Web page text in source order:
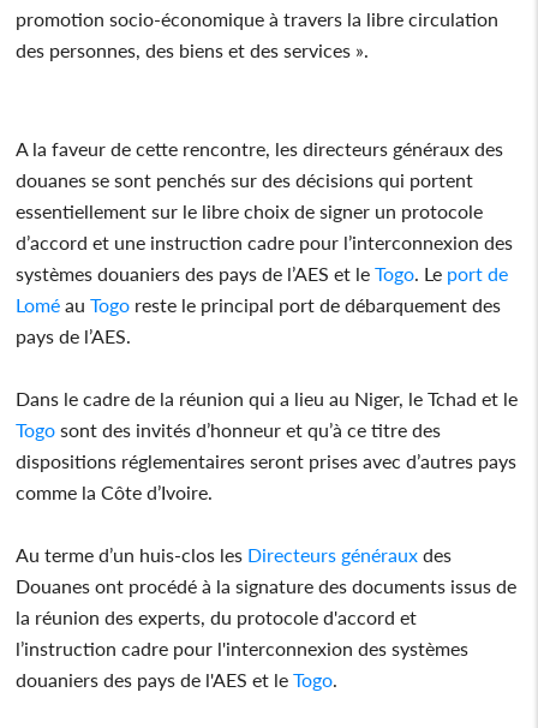
promotion socio-économique à travers la libre circulation
des personnes, des biens et des services ».
A la faveur de cette rencontre, les directeurs généraux des
douanes se sont penchés sur des décisions qui portent
essentiellement sur le libre choix de signer un protocole
d’accord et une instruction cadre pour l’interconnexion des
systèmes douaniers des pays de l’AES et le Togo. Le port de
Lomé au Togo reste le principal port de débarquement des
pays de l’AES.
Dans le cadre de la réunion qui a lieu au Niger, le Tchad et le
Togo sont des invités d’honneur et qu’à ce titre des
dispositions réglementaires seront prises avec d’autres pays
comme la Côte d’Ivoire.
Au terme d’un huis-clos les Directeurs généraux des
Douanes ont procédé à la signature des documents issus de
la réunion des experts, du protocole d'accord et
l’instruction cadre pour l'interconnexion des systèmes
douaniers des pays de l'AES et le Togo.